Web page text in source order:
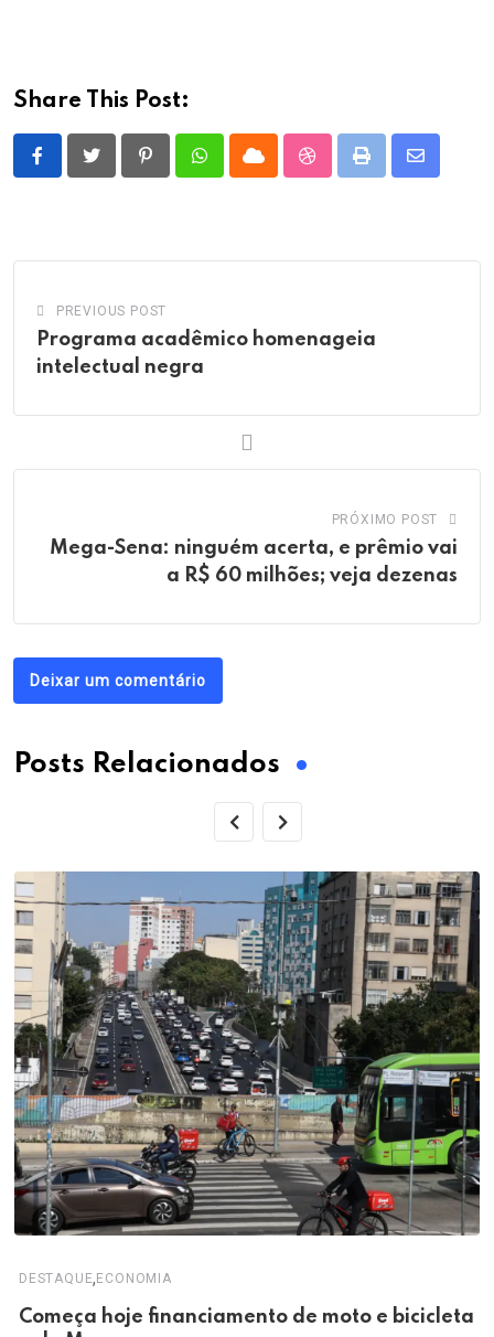
Share This Post:
PinterestWhatsappCloud StumbleUpon
Print
Share
PREVIOUS POST
Programa acadêmico homenageia
intelectual negra
PRÓXIMO POST
Mega-Sena: ninguém acerta, e prêmio vai
a R$ 60 milhões; veja dezenas
Deixar um comentário
Posts Relacionados
DESTAQUE, ECONOMIA
Começa hoje financiamento de moto e bicicleta